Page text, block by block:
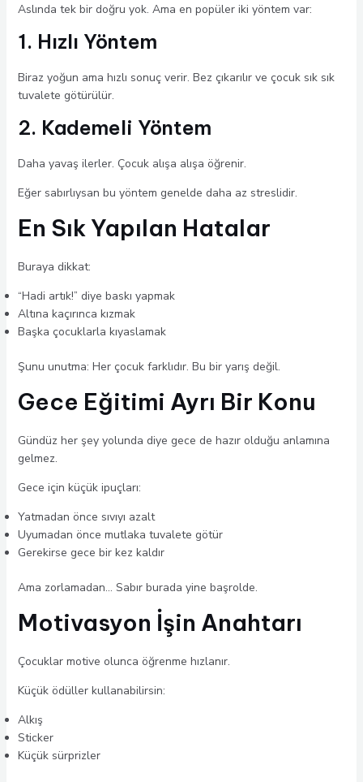
Aslında tek bir doğru yok. Ama en popüler iki yöntem var:
1. Hızlı Yöntem
Biraz yoğun ama hızlı sonuç verir. Bez çıkarılır ve çocuk sık sık
tuvalete götürülür.
2. Kademeli Yöntem
Daha yavaş ilerler. Çocuk alışa alışa öğrenir.
Eğer sabırlıysan bu yöntem genelde daha az streslidir.
En Sık Yapılan Hatalar
Buraya dikkat:
“Hadi artık!” diye baskı yapmak
Altına kaçırınca kızmak
Başka çocuklarla kıyaslamak
Şunu unutma: Her çocuk farklıdır. Bu bir yarış değil.
Gece Eğitimi Ayrı Bir Konu
Gündüz her şey yolunda diye gece de hazır olduğu anlamına
gelmez.
Gece için küçük ipuçları:
Yatmadan önce sıvıyı azalt
Uyumadan önce mutlaka tuvalete götür
Gerekirse gece bir kez kaldır
Ama zorlamadan… Sabır burada yine başrolde.
Motivasyon İşin Anahtarı
Çocuklar motive olunca öğrenme hızlanır.
Küçük ödüller kullanabilirsin:
Alkış
Sticker
Küçük sürprizler